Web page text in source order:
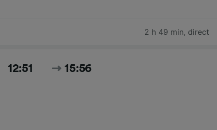
2 h 49 min, direct
12:51 15:56